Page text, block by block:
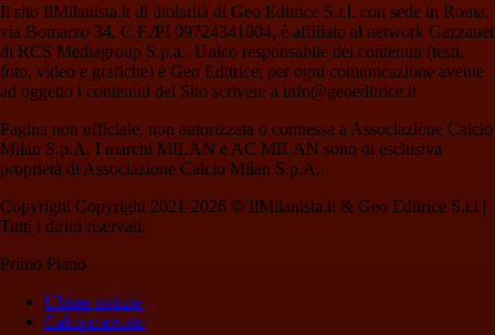
Il sito IlMilanista.it di titolarità di Geo Editrice S.r.l. con sede in Roma,
via Bomarzo 34, C.F./PI 09724341004, è affiliato al network Gazzanet
di RCS Mediagroup S.p.a.. Unico responsabile dei contenuti (testi,
foto, video e grafiche) è Geo Editrice; per ogni comunicazione avente
ad oggetto i contenuti del Sito scrivere a info@geoeditrice.it
Pagina non ufficiale, non autorizzata o connessa a Associazione Calcio
Milan S.p.A. I marchi MILAN e AC MILAN sono di esclusiva
proprietà di Associazione Calcio Milan S.p.A..
Copyright Copyright 2021-2026 © IlMilanista.it & Geo Editrice S.r.l |
Tutti i diritti riservati.
Primo Piano
Ultime notizie
Calciomercato